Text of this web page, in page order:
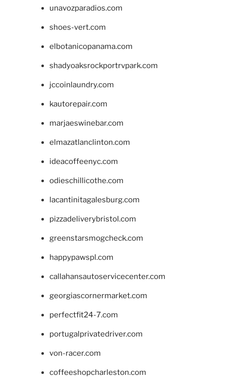
unavozparadios.com
shoes-vert.com
elbotanicopanama.com
shadyoaksrockportrvpark.com
jccoinlaundry.com
kautorepair.com
marjaeswinebar.com
elmazatlanclinton.com
ideacoffeenyc.com
odieschillicothe.com
lacantinitagalesburg.com
pizzadeliverybristol.com
greenstarsmogcheck.com
happypawspl.com
callahansautoservicecenter.com
georgiascornermarket.com
perfectfit24-7.com
portugalprivatedriver.com
von-racer.com
coffeeshopcharleston.com